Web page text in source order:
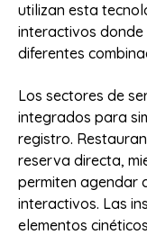
utilizan esta
interactivos
diferentes
Los sectores de
integrados para
registro.
reserva directa,
permiten agendar
interactivos. Las
elementos